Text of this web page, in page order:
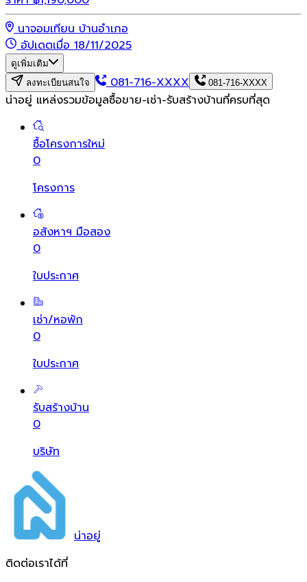
นาจอมเทียน บ้านอำเภอ
อัปเดตเมื่อ 18/11/2025
ดูเพิ่มเติม
ลงทะเบียนสนใจ
081-716-XXXX 081-716-XXXX
น่าอยู่ แหล่งรวมข้อมูลซื้อขาย-เช่า-รับสร้างบ้านที่ครบที่สุด
ซื้อโครงการใหม่
0
โครงการ
อสังหาฯ มือสอง
0
ใบประกาศ
เช่า/หอพัก
0
ใบประกาศ
รับสร้างบ้าน
0
บริษัท
น่าอยู่
ติดต่อเราได้ที่